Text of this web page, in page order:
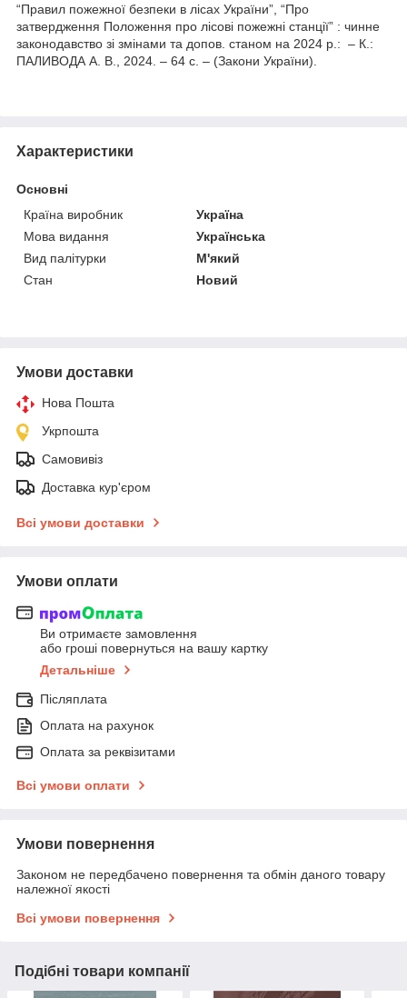
“Правил пожежної безпеки в лісах України”, “Про
затвердження Положення про лісові пожежні станції” : чинне
законодавство зі змінами та допов. станом на 2024 р.: – К.:
ПАЛИВОДА А. В., 2024. – 64 с. – (Закони України).
Характеристики
Основні
Країна виробник
Україна
Мова видання
Українська
Вид палітурки
М'який
Стан
Новий
Умови доставки
Нова Пошта
Укрпошта
Самовивіз
Доставка кур'єром
Всі умови доставки
Умови оплати
Ви отримаєте замовлення
або гроші повернуться на вашу картку
Детальніше
Післяплата
Оплата на рахунок
Оплата за реквізитами
Всі умови оплати
Умови повернення
Законом не передбачено повернення та обмін даного товару
належної якості
Всі умови повернення
Подібні товари компанії